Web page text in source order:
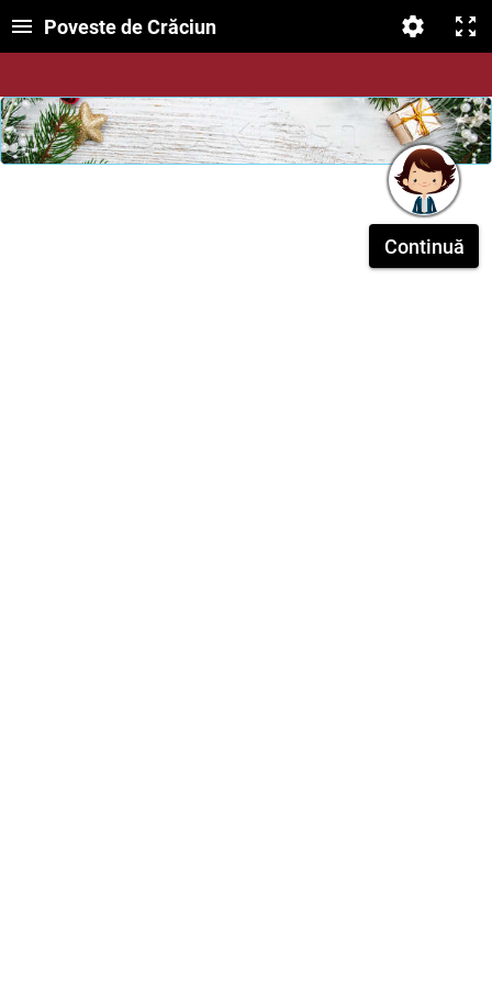
Continuă
Poveste de Crăciun